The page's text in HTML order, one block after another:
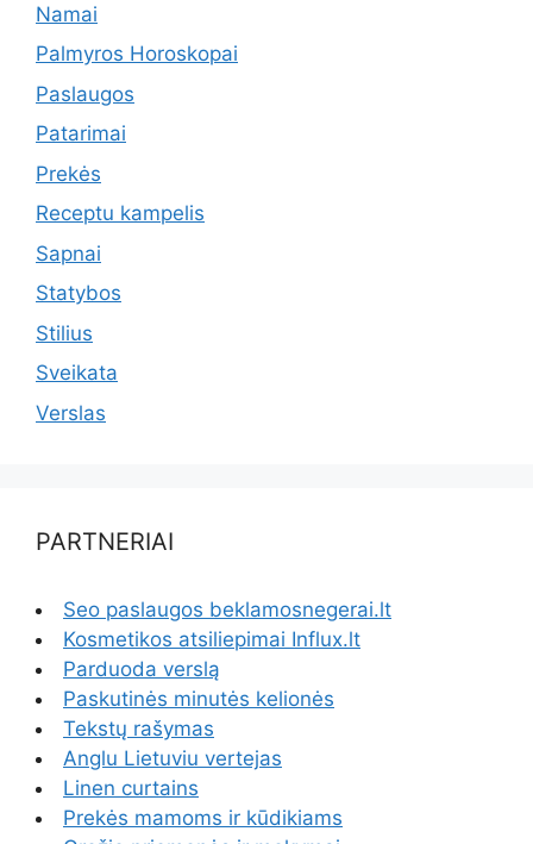
Namai
Palmyros Horoskopai
Paslaugos
Patarimai
Prekės
Receptu kampelis
Sapnai
Statybos
Stilius
Sveikata
Verslas
PARTNERIAI
Seo paslaugos beklamosnegerai.lt
Kosmetikos atsiliepimai Influx.lt
Parduoda verslą
Paskutinės minutės kelionės
Tekstų rašymas
Anglu Lietuviu vertejas
Linen curtains
Prekės mamoms ir kūdikiams